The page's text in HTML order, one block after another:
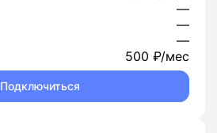
—
—
—
500 ₽/мес
Подключиться